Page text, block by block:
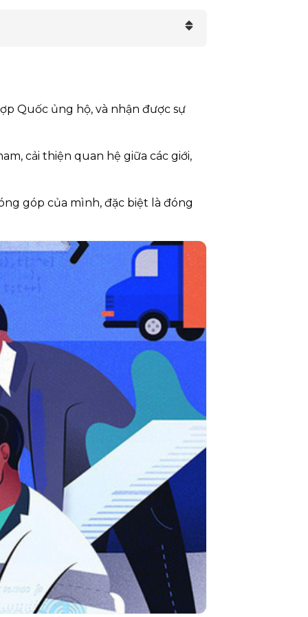
Quốc ủng hộ, và nhận được sự
cải thiện quan hệ giữa các giới,
góp của mình, đặc biệt là đóng